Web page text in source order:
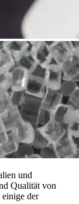
und
Qualität von
der